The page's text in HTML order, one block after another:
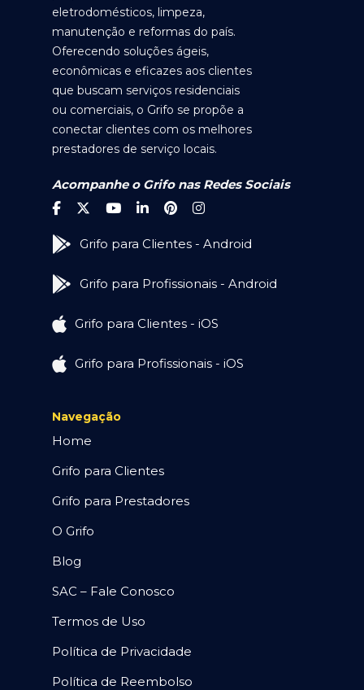
eletrodomésticos, limpeza,
manutenção e reformas do país.
Oferecendo soluções ágeis,
econômicas e eficazes aos clientes
que buscam serviços residenciais
ou comerciais, o Grifo se propõe a
conectar clientes com os melhores
prestadores de serviço locais.
Acompanhe o Grifo nas Redes Sociais
Grifo para Clientes - Android
Grifo para Profissionais - Android
Grifo para Clientes - iOS
Grifo para Profissionais - iOS
Navegação
Home
Grifo para Clientes
Grifo para Prestadores
O Grifo
Blog
SAC – Fale Conosco
Termos de Uso
Política de Privacidade
Política de Reembolso